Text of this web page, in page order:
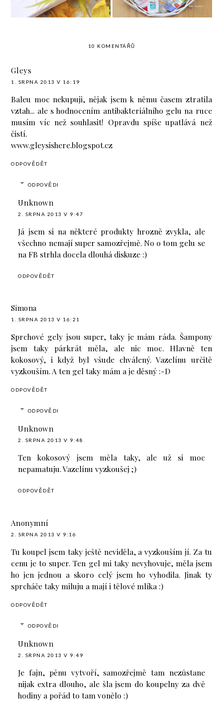
10 KOMENTÁŘŮ
Gleys
1. SRPNA 2013 V 16:19
Baleu moc nekupuji, nějak jsem k němu časem ztratila
vztah... ale s hodnocením antibakteriálního gelu na ruce
musím víc než souhlasit! Opravdu spíše upatlává než
čistí.
www.gleysishere.blogspot.cz
ODPOVĚDĚT
ODPOVĚDI
Unknown
2. SRPNA 2013 V 9:47
Já jsem si na některé produkty hrozně zvykla, ale
všechno nemají super samozřejmě. No o tom gelu se
na FB strhla docela dlouhá diskuze :)
ODPOVĚDĚT
Simona
1. SRPNA 2013 V 16:21
Sprchové gely jsou super, taky je mám ráda. Šampony
jsem taky párkrát měla, ale nic moc. Hlavně ten
kokosový, i když byl všude chválený. Vazelínu určitě
vyzkouším. A ten gel taky mám a je děsný :-D
ODPOVĚDĚT
ODPOVĚDI
Unknown
2. SRPNA 2013 V 9:48
Ten kokosový jsem měla taky, ale už si moc
nepamatuju. Vazelínu vyzkoušej ;)
ODPOVĚDĚT
Anonymní
2. SRPNA 2013 V 9:16
Tu koupel jsem taky ještě neviděla, a vyzkouším jí. Za tu
cenu je to super. Ten gel mi taky nevyhovuje, měla jsem
ho jen jednou a skoro celý jsem ho vyhodila. Jinak ty
sprcháče taky miluju a mají i tělové mlíka :)
ODPOVĚDĚT
ODPOVĚDI
Unknown
2. SRPNA 2013 V 9:49
Je fajn, pěnu vytvoří, samozřejmě tam nezůstane
nijak extra dlouho, ale šla jsem do koupelny za dvě
hodiny a pořád to tam vonělo :)